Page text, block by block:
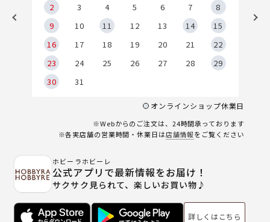
2
3 4 5 6 7
8
9
10 11 12 13 14
15
16
17 18 19 20 21
22
23
24 25 26 27 28
29
30
31
オンラインショップ休業日
※Webからのご注文は、24時間承っております
※各実店舗の営業時間・休業日は店舗情報をご覧ください
ホビーラホビーレ
公式アプリで最新情報をお届け！
サクサク見られて、楽しいお買い物♪
詳しくはこちら